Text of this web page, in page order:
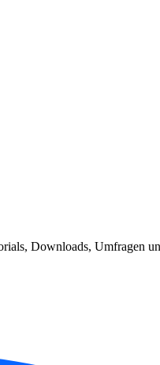
Downloads, Umfragen